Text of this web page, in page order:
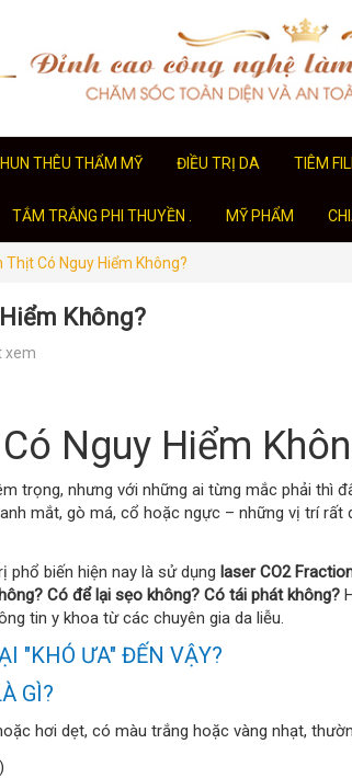
THÊU THẨM MỸ ĐIỀU TRỊ DA TIÊM
TẮM TRẮNG PHI THUYỀN . MỸ PHẨM
Thịt Có Nguy Hiểm Không?
Không?
xem
Nguy Hiểm
trọng, nhưng với những ai từng mắc phải thì
mắt, gò má, cổ hoặc ngực – những vị trí rất
biến hiện nay là sử dụng laser CO2
Có để lại sẹo không? Có tái phát không?
tin y khoa từ các chuyên gia da liễu.
"KHÓ ƯA" ĐẾN VẬY?
GÌ?
hơi dẹt, có màu trắng hoặc vàng nhạt,